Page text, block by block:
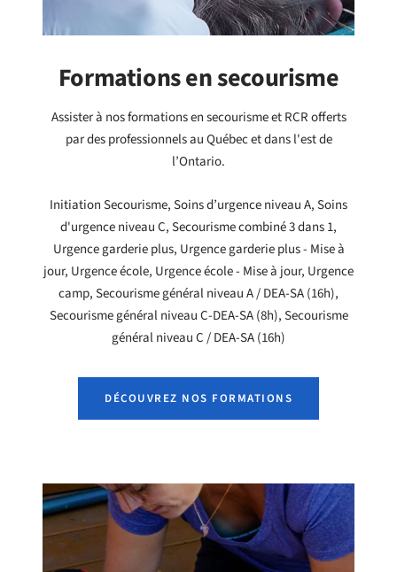
Formations en secourisme
Assister à nos formations en secourisme et RCR offerts
par des professionnels au Québec et dans l'est de
l’Ontario.
Initiation Secourisme, Soins d’urgence niveau A, Soins
d'urgence niveau C, Secourisme combiné 3 dans 1,
Urgence garderie plus, Urgence garderie plus - Mise à
jour, Urgence école, Urgence école - Mise à jour, Urgence
camp, Secourisme général niveau A / DEA-SA (16h),
Secourisme général niveau C-DEA-SA (8h), Secourisme
général niveau C / DEA-SA (16h)
DÉCOUVREZ NOS FORMATIONS